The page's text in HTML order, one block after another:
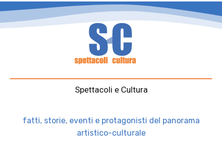
Spettacoli e Cultura
fatti, storie, eventi e protagonisti del panorama
artistico-culturale